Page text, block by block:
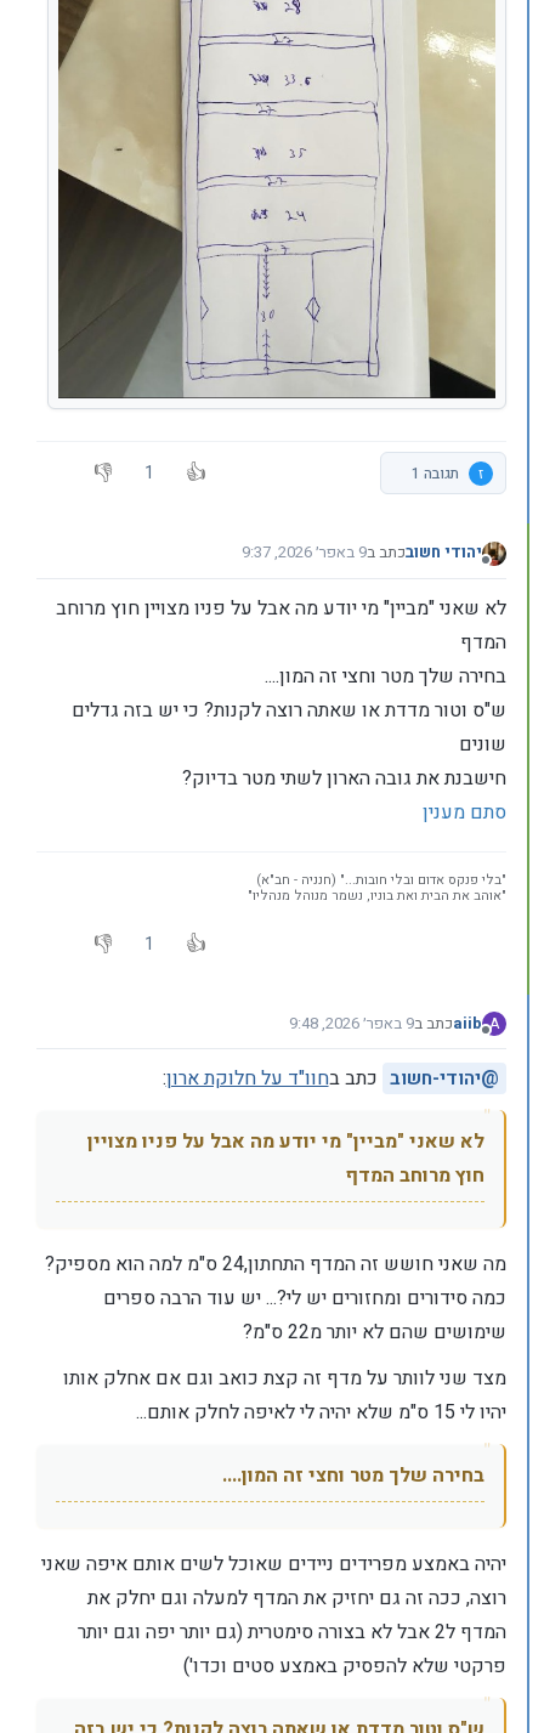
ז תגובה 1 1
מנותק
יהודי חשובכתב ב9 באפר׳ 2026, 9:37
נערך לאחרונה על ידי יהודי חשוב
לא שאני "מביין" מי יודע מה אבל על פניו מצויין חוץ מרוחב
המדף
בחירה שלך מטר וחצי זה המון....
ש"ס וטור מדדת או שאתה רוצה לקנות? כי יש בזה גדלים
שונים
חישבנת את גובה הארון לשתי מטר בדיוק?
סתם מענין
"בלי פנקס אדום ובלי חובות..." (חנניה - חב"א)
"אוהב את הבית ואת בוניו, נשמר מנוהל מנהליו"
1
A
מנותק
aiibכתב ב9 באפר׳ 2026, 9:48
נערך לאחרונה על ידי aiib4 בספט׳ 2026, 10:24
@יהודי-חשוב כתב בחוו"ד על חלוקת ארון:
לא שאני "מביין" מי יודע מה אבל על פניו מצויין
חוץ מרוחב המדף
מה שאני חושש זה המדף התחתון,24 ס"מ למה הוא מספיק?
כמה סידורים ומחזורים יש לי?... יש עוד הרבה ספרים
שימושים שהם לא יותר מ22 ס"מ?
מצד שני לוותר על מדף זה קצת כואב וגם אם אחלק אותו
יהיו לי 15 ס"מ שלא יהיה לי לאיפה לחלק אותם...
בחירה שלך מטר וחצי זה המון....
יהיה באמצע מפרידים ניידים שאוכל לשים אותם איפה שאני
רוצה, ככה זה גם יחזיק את המדף למעלה וגם יחלק את
המדף ל2 אבל לא בצורה סימטרית (גם יותר יפה וגם יותר
פרקטי שלא להפסיק באמצע סטים וכדו')